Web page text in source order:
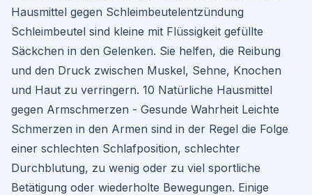
Hausmittel gegen Schleimbeutelentzündung
Schleimbeutel sind kleine mit Flüssigkeit gefüllte
Säckchen in den Gelenken. Sie helfen, die Reibung
und den Druck zwischen Muskel, Sehne, Knochen
und Haut zu verringern. 10 Natürliche Hausmittel
gegen Armschmerzen - Gesunde Wahrheit Leichte
Schmerzen in den Armen sind in der Regel die Folge
einer schlechten Schlafposition, schlechter
Durchblutung, zu wenig oder zu viel sportliche
Betätigung oder wiederholte Bewegungen. Einige